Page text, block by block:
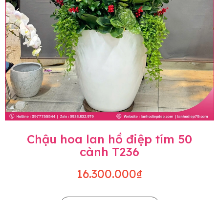
Chậu hoa lan hồ điệp tím 50
cành T236
16.300.000₫